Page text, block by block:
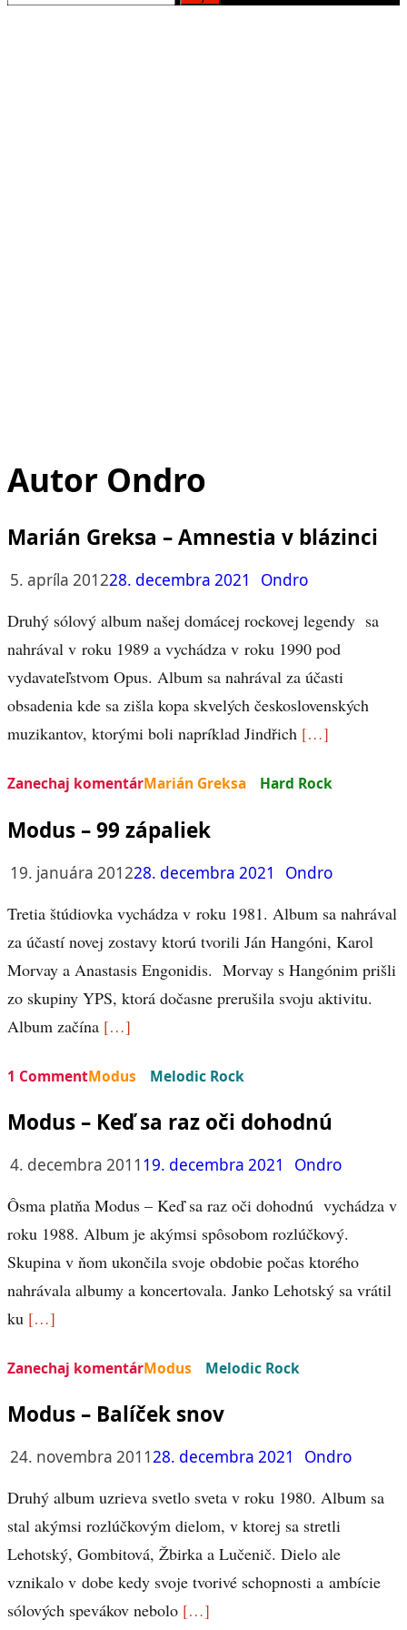
Autor Ondro
Marián Greksa – Amnestia v blázinci
5. apríla 201228. decembra 2021 Ondro
Druhý sólový album našej domácej rockovej legendy sa
nahrával v roku 1989 a vychádza v roku 1990 pod
vydavateľstvom Opus. Album sa nahrával za účasti
obsadenia kde sa zišla kopa skvelých československých
muzikantov, ktorými boli napríklad Jindřich […]
Zanechaj komentárMarián Greksa Hard Rock
Modus – 99 zápaliek
19. januára 201228. decembra 2021 Ondro
Tretia štúdiovka vychádza v roku 1981. Album sa nahrával
za účastí novej zostavy ktorú tvorili Ján Hangóni, Karol
Morvay a Anastasis Engonidis. Morvay s Hangónim prišli
zo skupiny YPS, ktorá dočasne prerušila svoju aktivitu.
Album začína […]
1 CommentModus Melodic Rock
Modus – Keď sa raz oči dohodnú
4. decembra 201119. decembra 2021 Ondro
Ôsma platňa Modus – Keď sa raz oči dohodnú vychádza v
roku 1988. Album je akýmsi spôsobom rozlúčkový.
Skupina v ňom ukončila svoje obdobie počas ktorého
nahrávala albumy a koncertovala. Janko Lehotský sa vrátil
ku […]
Zanechaj komentárModus Melodic Rock
Modus – Balíček snov
24. novembra 201128. decembra 2021 Ondro
Druhý album uzrieva svetlo sveta v roku 1980. Album sa
stal akýmsi rozlúčkovým dielom, v ktorej sa stretli
Lehotský, Gombitová, Žbirka a Lučenič. Dielo ale
vznikalo v dobe kedy svoje tvorivé schopnosti a ambície
sólových spevákov nebolo […]